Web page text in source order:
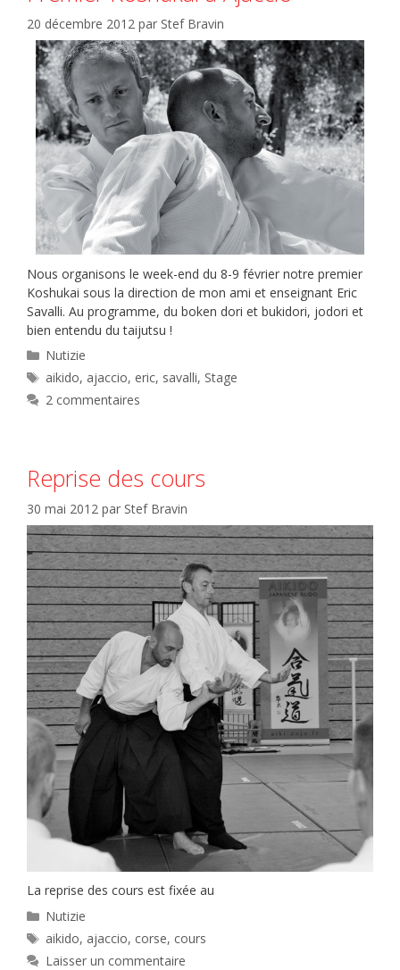
20 décembre 2012 par Stef Bravin
Nous organisons le week-end du 8-9 février notre premier
Koshukai sous la direction de mon ami et enseignant Eric
Savalli. Au programme, du boken dori et bukidori, jodori et
bien entendu du taijutsu !
Catégories
Nutizie
Étiquettes
aikido, ajaccio, eric, savalli, Stage
2 commentaires
Reprise des cours
30 mai 2012 par Stef Bravin
La reprise des cours est fixée au
Catégories
Nutizie
Étiquettes
aikido, ajaccio, corse, cours
Laisser un commentaire